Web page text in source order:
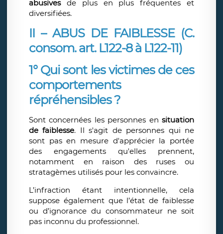
abusivesde plus en plus fréquentes et
diversifiées.
II – ABUS DE FAIBLESSE (C.
consom. art. L122-8 à L122-11)
1° Qui sont les victimes de ces
comportements
répréhensibles ?
Sont concernées les personnes en situation
de faiblesse. Il s'agit de personnes qui ne
sont pas en mesure d'apprécier la portée
des engagements qu'elles prennent,
notamment en raison des ruses ou
stratagèmes utilisés pour les convaincre.
L’infraction étant intentionnelle, cela
suppose également que l’état de faiblesse
ou d’ignorance du consommateur ne soit
pas inconnu du professionnel.